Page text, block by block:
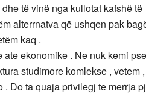
të vinë nga kullotat kafshë të
alterrnatva që ushqen pak
kaq .
ekonomike . Ne nuk kemi
studimore komlekse , vetem
. Do ta quaja privilegj te merrja